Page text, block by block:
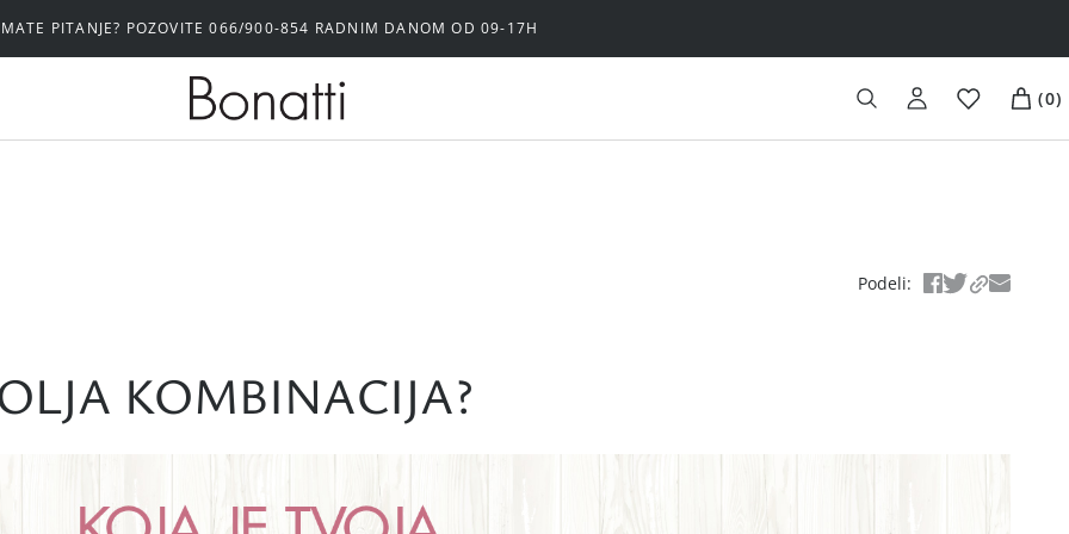
PITANJE? POZOVITE 066/900-854 RADNIM DANOM OD 09-17H
(0)
Podeli:
KOMBINACIJA?